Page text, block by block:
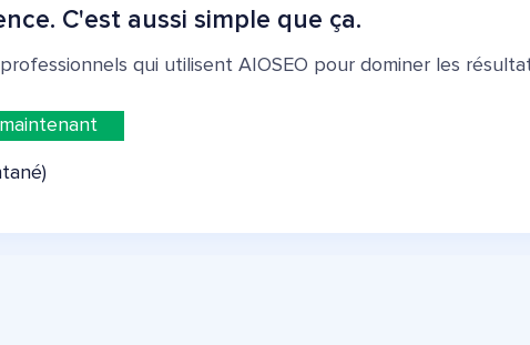
C'est aussi simple que ça.
qui utilisent AIOSEO pour dominer les